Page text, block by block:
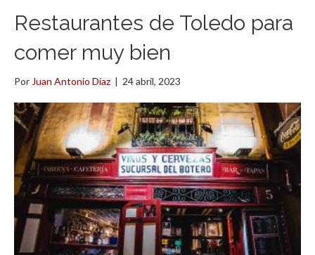
Restaurantes de Toledo para
comer muy bien
Por Juan Antonio Díaz | 24 abril, 2023